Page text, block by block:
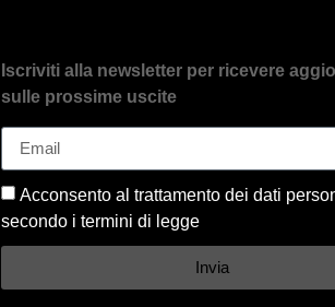
Iscriviti alla newsletter per ricevere
sulle prossime uscite
Acconsento al trattamento dei dati
secondo i termini di legge
Invia